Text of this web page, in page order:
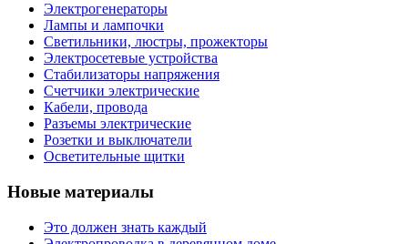
Электрогенераторы
Лампы и лампочки
Светильники, люстры, прожекторы
Электросетевые устройства
Стабилизаторы напряжения
Счетчики электрические
Кабели, провода
Разъемы электрические
Розетки и выключатели
Осветительные щитки
Новые материалы
Это должен знать каждый